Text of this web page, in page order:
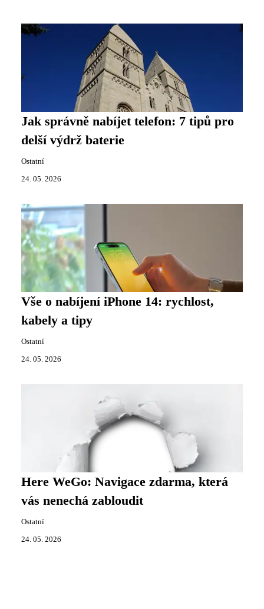
Jak správně nabíjet telefon: 7 tipů pro
delší výdrž baterie
Ostatní
24. 05. 2026
Vše o nabíjení iPhone 14: rychlost,
kabely a tipy
Ostatní
24. 05. 2026
Here WeGo: Navigace zdarma, která
vás nenechá zabloudit
Ostatní
24. 05. 2026